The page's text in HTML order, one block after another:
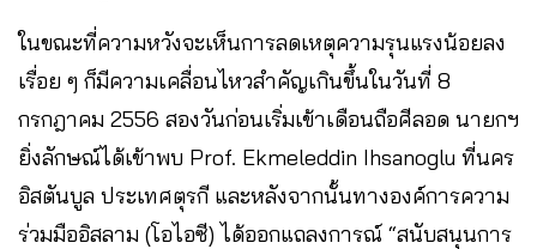
ในขณะที่ความหวังจะเห็นการลดเหตุความรุนแรงน้อยลง
เรื่อย ๆ ก็มีความเคลื่อนไหวสำคัญเกินขึ้นในวันที่ 8
กรกฎาคม 2556 สองวันก่อนเริ่มเข้าเดือนถือศีลอด นายกฯ
ยิ่งลักษณ์ได้เข้าพบ Prof. Ekmeleddin Ihsanoglu ที่นคร
อิสตันบูล ประเทศตุรกี และหลังจากนั้นทางองค์การความ
ร่วมมืออิสลาม (โอไอซี) ได้ออกแถลงการณ์ “สนับสนุนการ